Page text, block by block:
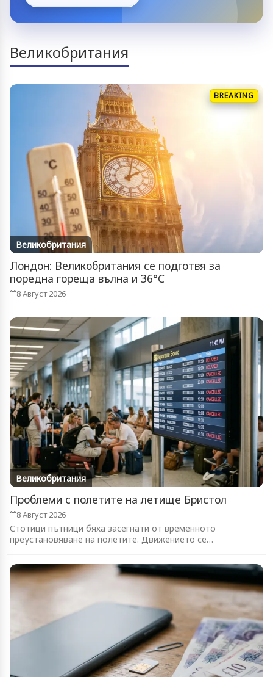
Великобритания
BREAKING
Великобритания
Лондон: Великобритания се подготвя за
поредна гореща вълна и 36°C
8 Август 2026
Великобритания
Проблеми с полетите на летище Бристол
8 Август 2026
Стотици пътници бяха засегнати от временното
преустановяване на полетите. Движението се